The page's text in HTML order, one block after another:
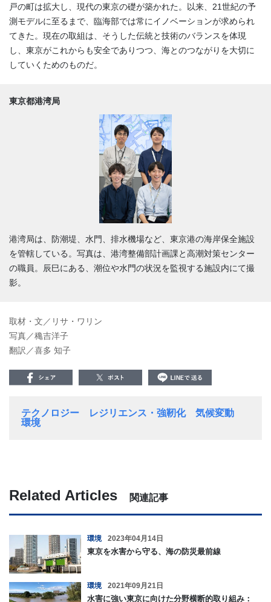
戸の町は拡大し、現代の東京の礎が築かれた。以来、21世紀の予
測モデルに至るまで、臨海部では常にイノベーションが求められ
てきた。現在の取組は、そうした伝統と技術のバランスを体現
し、東京がこれからも安全でありつつ、海とのつながりを大切に
していくためのものだ。
東京都港湾局
港湾局は、防潮堤、水門、排水機場など、東京港の海岸保全施設
を管轄している。写真は、港湾整備部計画課と高潮対策センター
の職員。辰巳にある、潮位や水門の状況を監視する施設内にて撮
影。
取材・文／リサ・ワリン
写真／穐吉洋子
翻訳／喜多 知子
テクノロジー レジリエンス・強靭化
気候変動
環境
Related Articles 関連記事
環境 2023年04月14日
東京を水害から守る、海の防災最前線
環境 2021年09月21日
水害に強い東京に向けた分野横断的取り組み：